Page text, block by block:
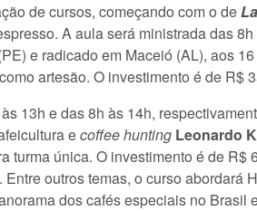
de cursos, começando com o de
A aula será ministrada das
e radicado em Maceió (AL), aos
artesão. O investimento é de R$
13h e das 8h às 14h,
ecoffee hunting Leonardo
turma única. O investimento é de
outros temas, o curso abordará
dos cafés especiais no Brasil